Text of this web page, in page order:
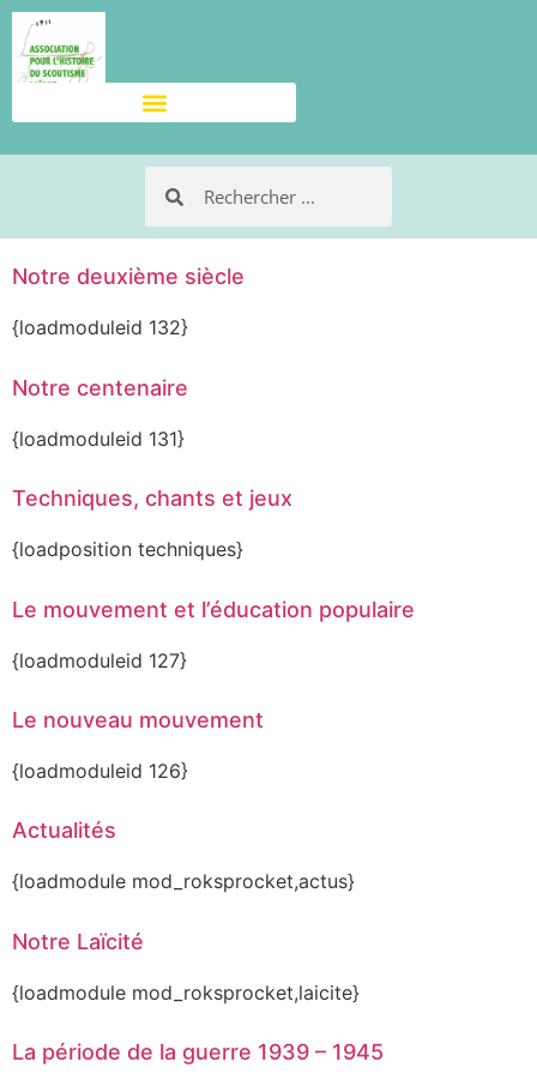
Notre deuxième siècle
{loadmoduleid 132}
Notre centenaire
{loadmoduleid 131}
Techniques, chants et jeux
{loadposition techniques}
Le mouvement et l’éducation populaire
{loadmoduleid 127}
Le nouveau mouvement
{loadmoduleid 126}
Actualités
{loadmodule mod_roksprocket,actus}
Notre Laïcité
{loadmodule mod_roksprocket,laicite}
La période de la guerre 1939 – 1945